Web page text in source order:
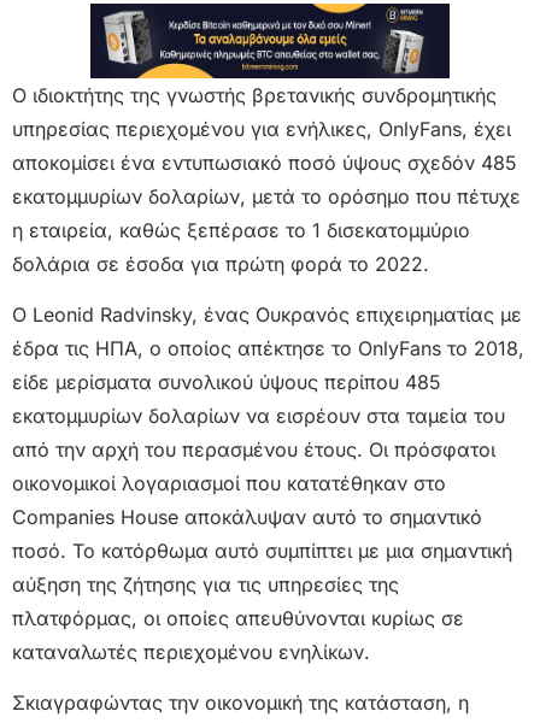
Ο ιδιοκτήτης της γνωστής βρετανικής συνδρομητικής
υπηρεσίας περιεχομένου για ενήλικες, OnlyFans, έχει
αποκομίσει ένα εντυπωσιακό ποσό ύψους σχεδόν 485
εκατομμυρίων δολαρίων, μετά το ορόσημο που πέτυχε
η εταιρεία, καθώς ξεπέρασε το 1 δισεκατομμύριο
δολάρια σε έσοδα για πρώτη φορά το 2022.
Ο Leonid Radvinsky, ένας Ουκρανός επιχειρηματίας με
έδρα τις ΗΠΑ, ο οποίος απέκτησε το OnlyFans το 2018,
είδε μερίσματα συνολικού ύψους περίπου 485
εκατομμυρίων δολαρίων να εισρέουν στα ταμεία του
από την αρχή του περασμένου έτους. Οι πρόσφατοι
οικονομικοί λογαριασμοί που κατατέθηκαν στο
Companies House αποκάλυψαν αυτό το σημαντικό
ποσό. Το κατόρθωμα αυτό συμπίπτει με μια σημαντική
αύξηση της ζήτησης για τις υπηρεσίες της
πλατφόρμας, οι οποίες απευθύνονται κυρίως σε
καταναλωτές περιεχομένου ενηλίκων.
Σκιαγραφώντας την οικονομική της κατάσταση, η